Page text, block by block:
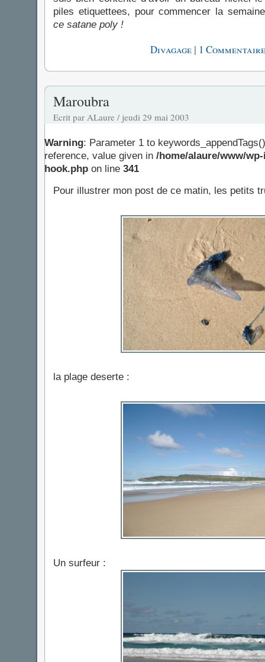
piles etiquettees, pour commencer la
ce satane poly !
Divagage | 1
Maroubra
Ecrit par ALaure / jeudi 29 mai 2003
Warning: Parameter 1 to
reference, value given in /home/alaure/www/
hook.php on line 341
Pour illustrer mon post de ce matin, les petits
la plage deserte :
Un surfeur :